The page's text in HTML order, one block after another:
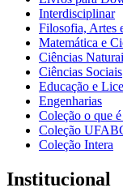
Interdisciplinar
Filosofia, Artes
Matemática e
Ciências
Ciências Sociais
Educação e
Engenharias
Coleção o que
Coleção
Coleção Intera
Institucional